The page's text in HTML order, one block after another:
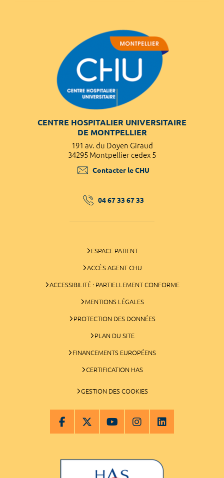
CENTRE HOSPITALIER UNIVERSITAIRE
DE MONTPELLIER
191 av. du Doyen Giraud
34295 Montpellier cedex 5
Contacter le CHU
04 67 33 67 33
ESPACE PATIENT
ACCÈS AGENT CHU
ACCESSIBILITÉ : PARTIELLEMENT CONFORME
MENTIONS LÉGALES
PROTECTION DES DONNÉES
PLAN DU SITE
FINANCEMENTS EUROPÉENS
CERTIFICATION HAS
GESTION DES COOKIES